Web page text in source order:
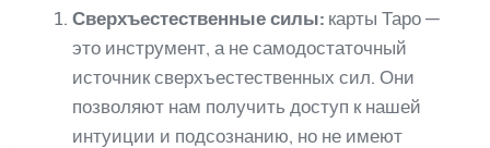
Сверхъестественные силы: карты Таро —
это инструмент, а не самодостаточный
источник сверхъестественных сил. Они
позволяют нам получить доступ к нашей
интуиции и подсознанию, но не имеют